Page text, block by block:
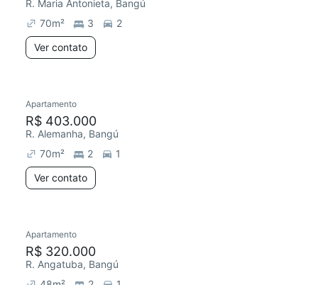
R. Maria Antonieta, Bangú
70m² 3
2
Ver contato
Redecorar
Apartamento
R$ 403.000
R. Alemanha, Bangú
70m² 2
1
Ver contato
Chegou este mês
Apartamento
R$ 320.000
R. Angatuba, Bangú